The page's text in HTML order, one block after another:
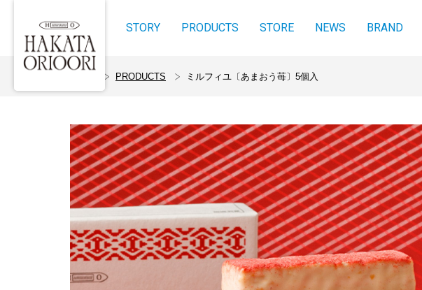
STORY PRODUCTS STORE NEWS BRAND
PRODUCTS ミルフィユ〔あまおう苺〕5個入